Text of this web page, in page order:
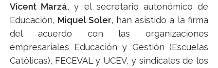
Vicent Marzà, y el secretario autonómico de
Educación, Miquel Soler, han asistido a la firma
del acuerdo con las organizaciones
empresariales Educación y Gestión (Escuelas
Católicas), FECEVAL y UCEV, y sindicales de los